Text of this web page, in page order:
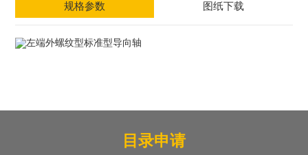
规格参数 图纸下载
目录申请